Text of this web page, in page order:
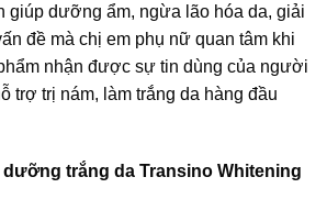
giúp dưỡng ẩm, ngừa lão hóa da, giải
đề mà chị em phụ nữ quan tâm khi
nhận được sự tin dùng của người
trợ trị nám, làm trắng da hàng đầu
dưỡng trắng da Transino Whitening